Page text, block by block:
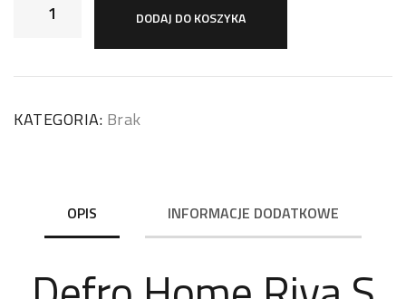
DODAJ DO KOSZYKA
KATEGORIA: Brak
OPIS INFORMACJE DODATKOWE